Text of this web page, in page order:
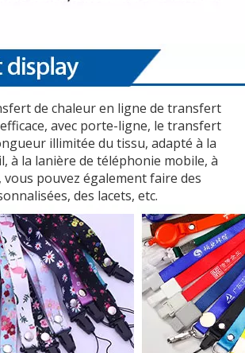
de chaleur en ligne de transfert
avec porte-ligne, le transfert
illimitée du tissu, adapté à la
à la lanière de téléphonie mobile, à
vous pouvez également faire des
des lacets, etc.